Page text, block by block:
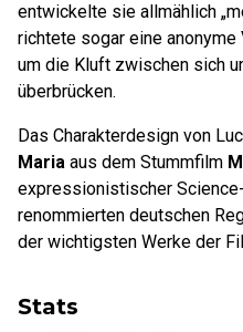
entwickelte sie allmählich
richtete sogar eine
um die Kluft zwischen sich
überbrücken.
Das Charakterdesign von
Maria aus dem Stummfilm
expressionistischer
renommierten deutschen
der wichtigsten Werke der
Stats